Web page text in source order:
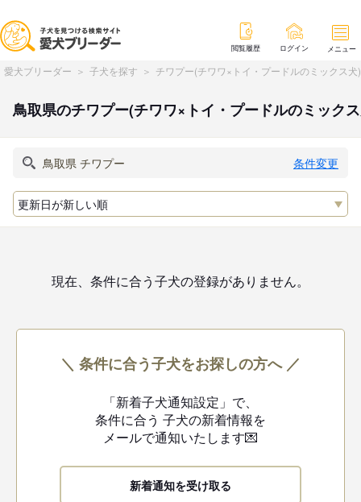
閲覧履歴 ログイン メニュー
愛犬ブリーダー 子犬を探す チワプー(チワワ×トイ・プードルのミックス
鳥取県のチワプー(チワワ×トイ・プードルのミック
条件変更
現在、条件に合う子犬の登録がありません。
＼ 条件に合う子犬をお探しの方へ ／
「新着子犬通知設定」で、
条件に合う 子犬の新着情報を
メールで通知いたします💌
新着通知を受け取る